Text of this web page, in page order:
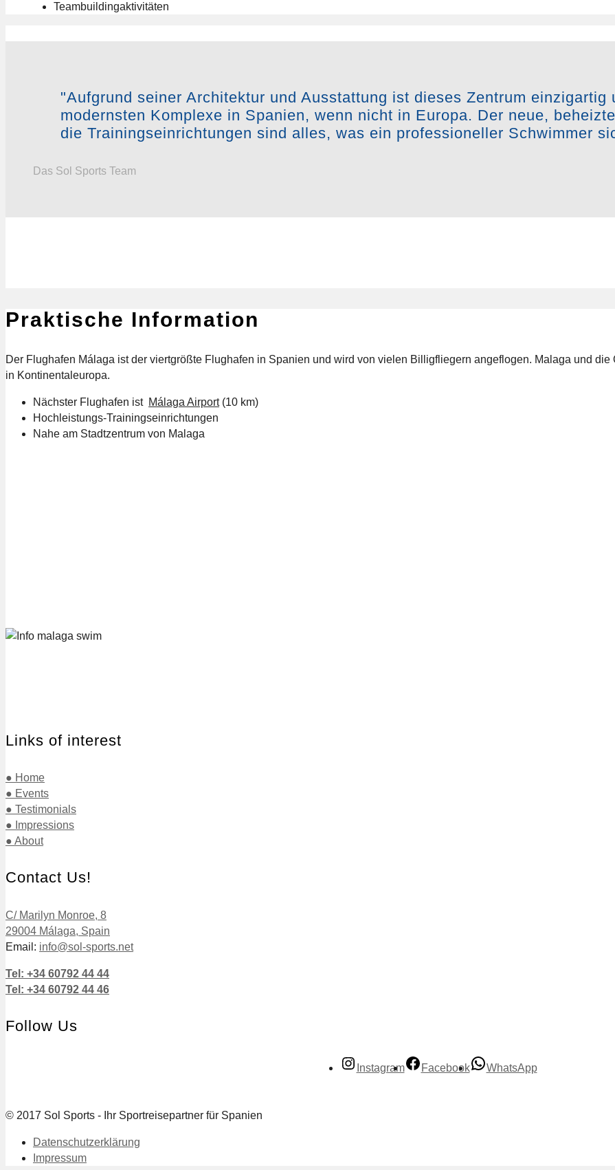
Teambuildingaktivitäten
"Aufgrund seiner Architektur und Ausstattung ist dieses Zentrum einzigartig
modernsten Komplexe in Spanien, wenn nicht in Europa. Der neue,
die Trainingseinrichtungen sind alles, was ein professioneller Schwimmer
Das Sol Sports Team
Praktische Information
Der Flughafen Málaga ist der viertgrößte Flughafen in Spanien und wird von vielen Billigfliegern angeflogen. Malaga und
in Kontinentaleuropa.
Nächster Flughafen ist Málaga Airport(10 km)
Hochleistungs-Trainingseinrichtungen
Nahe am Stadtzentrum von Malaga
Links of interest
● Home
● Events
● Testimonials
● Impressions
● About
Contact Us!
C/ Marilyn Monroe, 8
29004 Málaga, Spain
Email: info@sol-sports.net
Tel: +34 60792 44 44
Tel: +34 60792 44 46
Follow Us
Instagram Facebook WhatsApp
© 2017 Sol Sports - Ihr Sportreisepartner für Spanien
Datenschutzerklärung
Impressum